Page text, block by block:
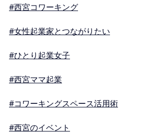
#西宮コワーキング
#女性起業家とつながりたい
#ひとり起業女子
#西宮ママ起業
#コワーキングスペース活用術
#西宮のイベント